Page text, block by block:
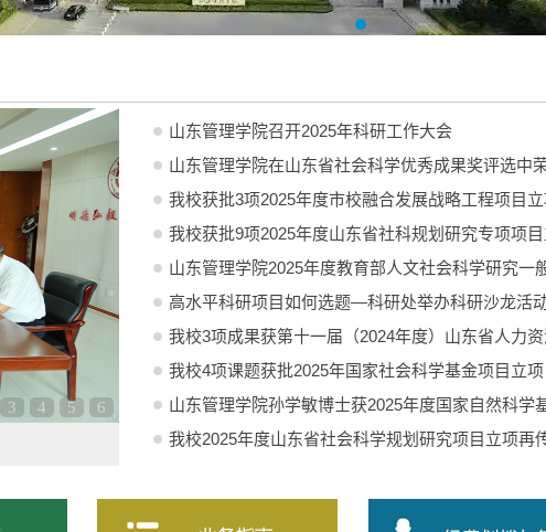
3 4 5 6
山东管理学院召开2025年科研工作大会
山东管理学院在山东省社会科学优秀成果奖评选中
我校获批3项2025年度市校融合发展战略工程项目
我校获批9项2025年度山东省社科规划研究专项项
山东管理学院2025年度教育部人文社会科学研究一
高水平科研项目如何选题—科研处举办科研沙龙活
我校3项成果获第十一届（2024年度）山东省人力
我校4项课题获批2025年国家社会科学基金项目立项
山东管理学院孙学敏博士获2025年度国家自然科学
我校2025年度山东省社会科学规划研究项目立项再